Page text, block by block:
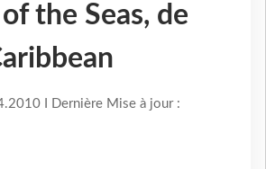
of the Seas, de
I Dernière Mise à jour :